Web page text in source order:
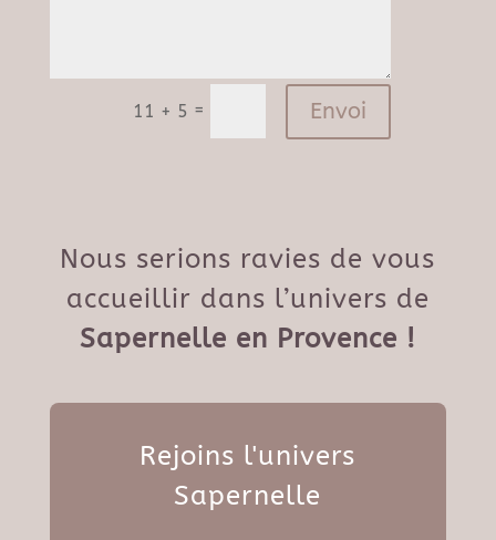
11 + 5 = Envoi
Nous serions ravies de vous
accueillir dans l’univers de
Sapernelle en Provence !
Rejoins l'univers
Sapernelle